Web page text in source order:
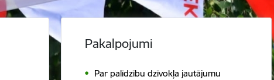
Pakalpojumi
Par palīdzību dzīvokļa jautājumu